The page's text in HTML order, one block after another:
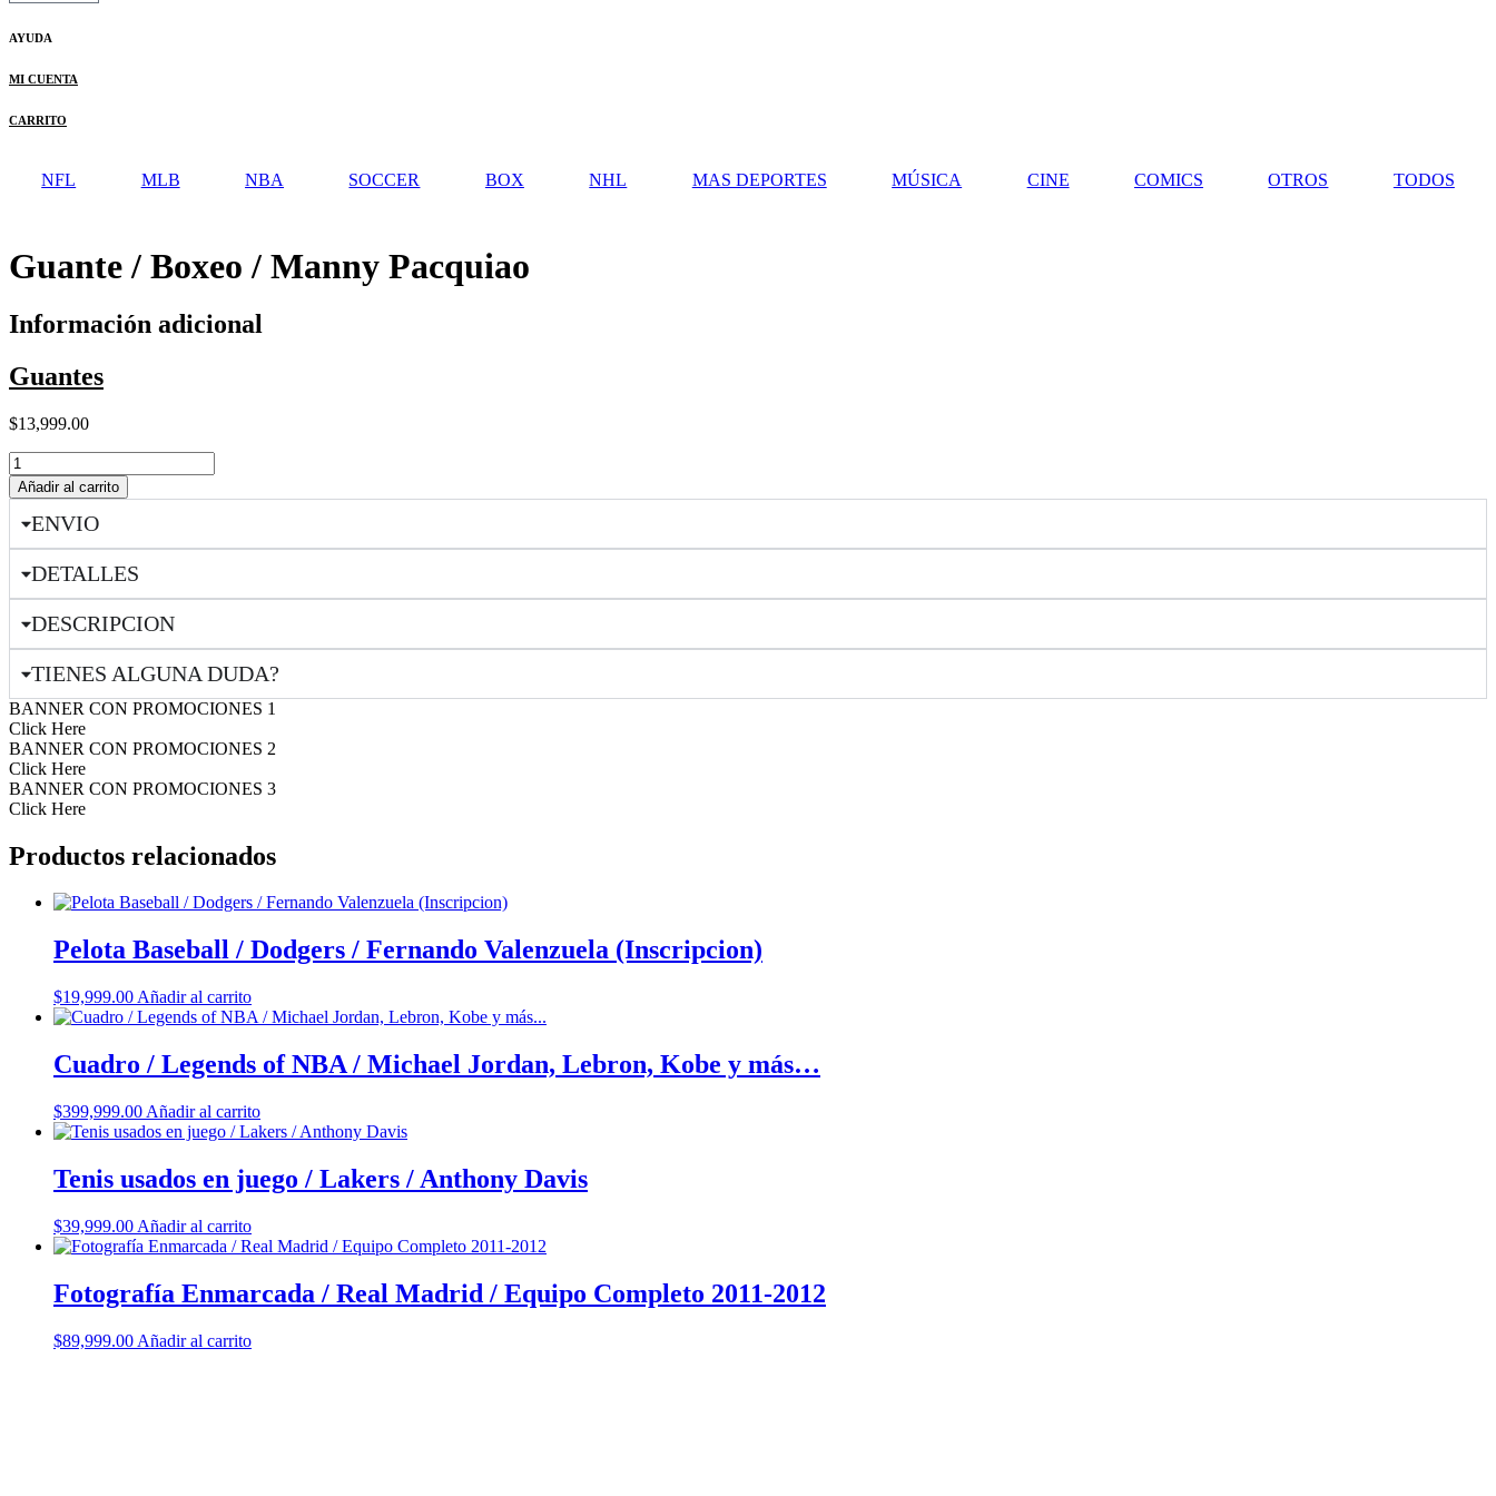
AYUDA
MI CUENTA
CARRITO
NFL MLB NBA SOCCER BOX NHL MAS DEPORTES MÚSICA CINE COMICS OTROS TODOS
Guante / Boxeo / Manny Pacquiao
Información adicional
Guantes
$13,999.00
Guante
/
Boxeo
cantidad
Añadir al carrito
ENVIO
DETALLES
DESCRIPCION
TIENES ALGUNA DUDA?
BANNER CON PROMOCIONES 1
Click Here
BANNER CON PROMOCIONES 2
Click Here
BANNER CON PROMOCIONES 3
Click Here
Productos relacionados
Pelota Baseball / Dodgers / Fernando Valenzuela (Inscripcion)
$19,999.00 Añadir al carrito
Cuadro / Legends of NBA / Michael Jordan, Lebron, Kobe y más…
$399,999.00 Añadir al carrito
Tenis usados en juego / Lakers / Anthony Davis
$39,999.00 Añadir al carrito
Fotografía Enmarcada / Real Madrid / Equipo Completo 2011-2012
$89,999.00 Añadir al carrito